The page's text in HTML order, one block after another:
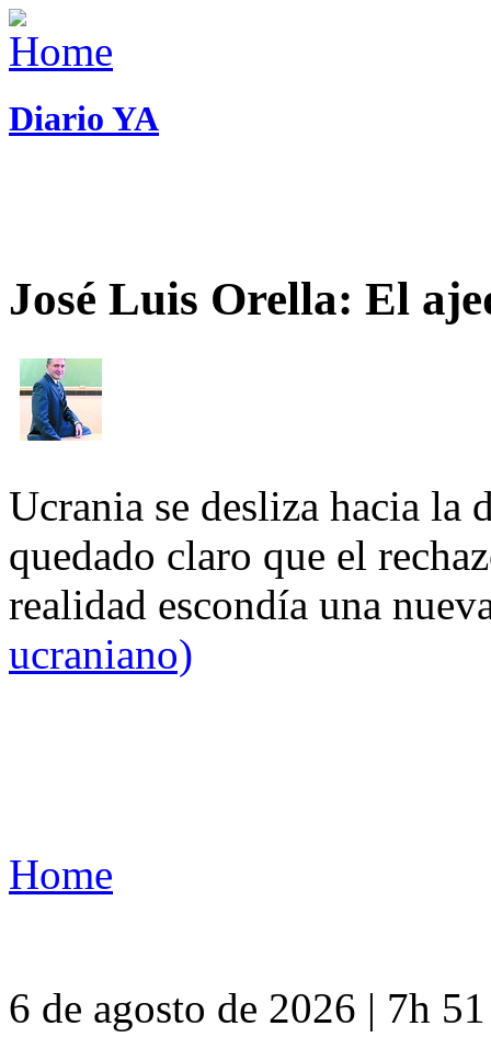
Diario YA
José Luis Orella: El
Ucrania se desliza hacia
quedado claro que el
realidad escondía una
ucraniano)
Home
6 de agosto de 2026 | 7h